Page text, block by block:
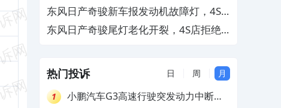
和零件生锈
东风日产奇骏新车报发动机故障灯，4S
多次维修未解决
东风日产奇骏尾灯老化开裂，4S店拒绝
热门投诉 日 周 月
1
小鹏汽车G3高速行驶突发动力中断，